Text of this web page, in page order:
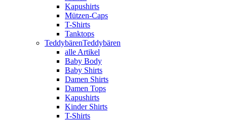
Kapushirts
Mützen-Caps
T-Shirts
Tanktops
TeddybärenTeddybären
alle Artikel
Baby Body
Baby Shirts
Damen Shirts
Damen Tops
Kapushirts
Kinder Shirts
T-Shirts